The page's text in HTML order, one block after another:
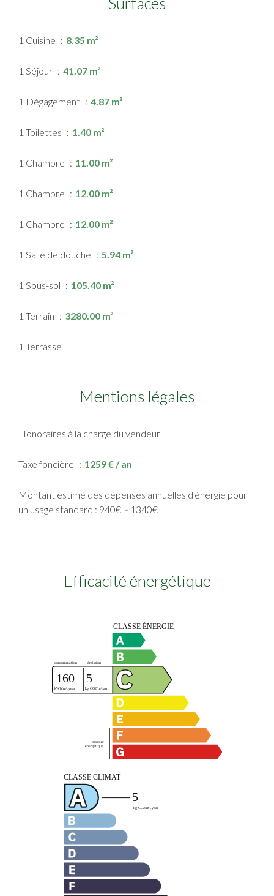
1 Cuisine 8.35 m²
1 Séjour 41.07 m²
1 Dégagement 4.87 m²
1 Toilettes 1.40 m²
1 Chambre 11.00 m²
1 Chambre 12.00 m²
1 Chambre 12.00 m²
1 Salle de douche 5.94 m²
1 Sous-sol 105.40 m²
1 Terrain 3280.00 m²
1 Terrasse
Mentions légales
Honoraires à la charge du vendeur
Taxe foncière 1259 € / an
Montant estimé des dépenses annuelles d'énergie pour
un usage standard : 940€ ~ 1340€
Efficacité énergétique